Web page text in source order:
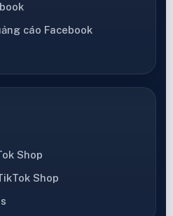
cáo Facebook
Shop
Shop